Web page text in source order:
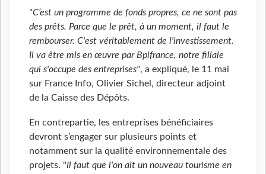
"C’est un programme de fonds propres, ce ne sont pas
des prêts. Parce que le prêt, à un moment, il faut le
rembourser. C'est véritablement de l'investissement.
Il va être mis en œuvre par Bpifrance, notre filiale
qui s'occupe des entreprises", a expliqué, le 11 mai
sur France Info, Olivier Sichel, directeur adjoint
de la Caisse des Dépôts.
En contrepartie, les entreprises bénéficiaires
devront s’engager sur plusieurs points et
notamment sur la qualité environnementale des
projets. "Il faut que l'on ait un nouveau tourisme en